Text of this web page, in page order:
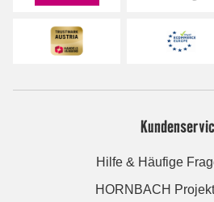
Hilfe & Häufige
HORNBACH